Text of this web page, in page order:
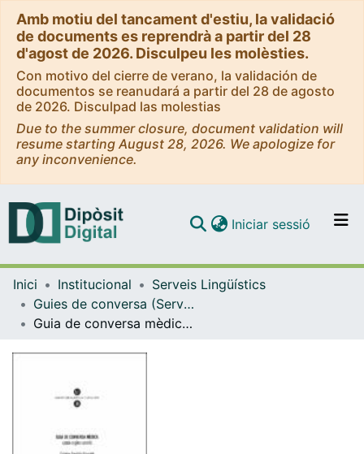
Amb motiu del tancament d'estiu, la validació
de documents es reprendrà a partir del 28
d'agost de 2026. Disculpeu les molèsties.
Con motivo del cierre de verano, la validación de
documentos se reanudará a partir del 28 de agosto
de 2026. Disculpad las molestias
Due to the summer closure, document validation will
resume starting August 28, 2026. We apologize for
any inconvenience.
Navega per tot el DD
Com publicar
Iniciar sessió (current)
Inici Institucional
Serveis Lingüístics
Guies de conversa (Serveis Lingüístics)
Guia de conversa mèdica català-anglès-castellà